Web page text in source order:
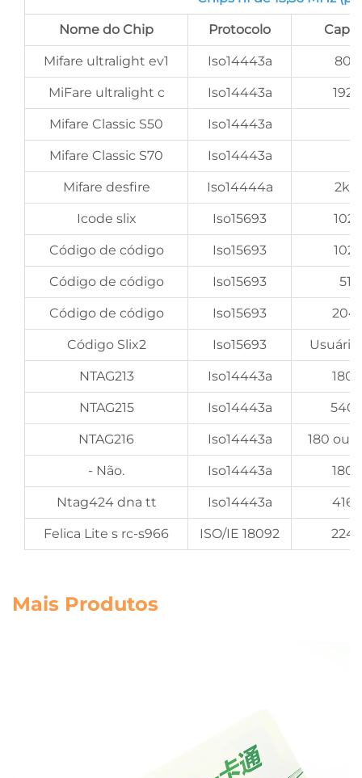
Nome do Chip Protocolo
Mifare ultralight ev1 Iso14443a 80
MiFare ultralight c Iso14443a 192
Mifare Classic S50 Iso14443a
Mifare Classic S70 Iso14443a
Mifare desfire Iso14444a 2k/
Icode slix Iso15693
Código de código Iso15693
Código de código Iso15693
Código de código Iso15693
Código Slix2 Iso15693
NTAG213 Iso14443a 180
NTAG215 Iso14443a 540
NTAG216 Iso14443a 180 ou
- Não. Iso14443a 180
Ntag424 dna tt Iso14443a 416
Felica Lite s rc-s966 ISO/IE 18092 224
Mais Produtos